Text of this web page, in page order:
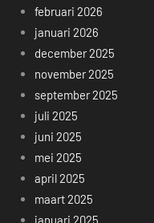
februari 2026
januari 2026
december 2025
november 2025
september 2025
juli 2025
juni 2025
mei 2025
april 2025
maart 2025
januari 2025